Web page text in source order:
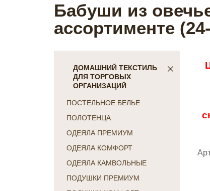
Бабуши из
ассортименте
ДОМАШНИЙ ТЕКСТИЛЬ
ДЛЯ ТОРГОВЫХ
ОРГАНИЗАЦИЙ
ПОСТЕЛЬНОЕ БЕЛЬЕ
ПОЛОТЕНЦА
ОДЕЯЛА ПРЕМИУМ
ОДЕЯЛА КОМФОРТ
ОДЕЯЛА КАМВОЛЬНЫЕ
ПОДУШКИ ПРЕМИУМ